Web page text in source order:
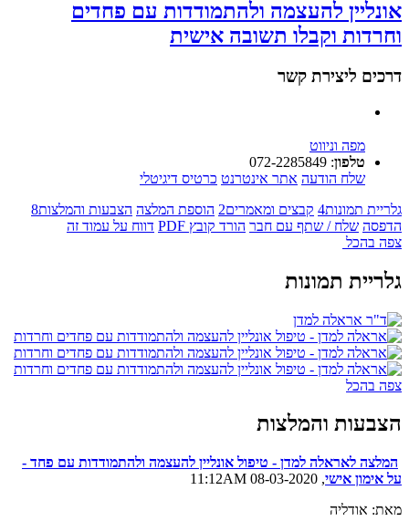
אונליין להעצמה ולהתמודדות עם פחדים
וחרדות וקבלו תשובה אישית
דרכים ליצירת קשר
מפה וניווט
טלפון:
072-2285849
שלח הודעה אתר אינטרנט כרטיס דיגיטלי
גלריית תמונות4 קבצים ומאמרים2 הוספת המלצה הצבעות והמלצות8
הדפסה שלח / שתף עם חבר הורד קובץ PDF
דווח על עמוד זה
צפה בהכל
גלריית תמונות
צפה בהכל
הצבעות והמלצות
המלצה לאראלה למדן - טיפול אונליין להעצמה ולהתמודדות עם פחד -
על אימון אישי, 08-03-2020 11:12AM
מאת: אודליה